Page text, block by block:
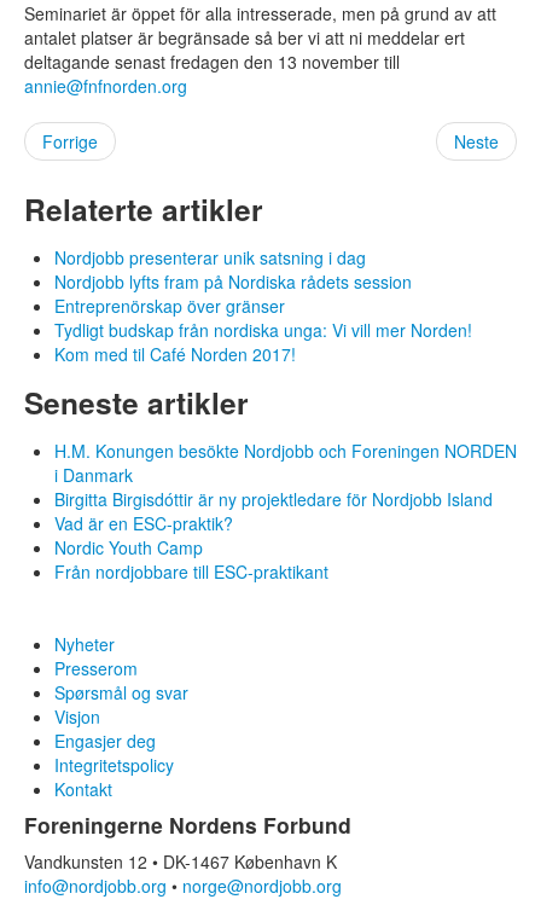
Seminariet är öppet för alla intresserade, men på grund av att
antalet platser är begränsade så ber vi att ni meddelar ert
deltagande senast fredagen den 13 november till
annie@fnfnorden.org
Forrige Neste
Relaterte artikler
Nordjobb presenterar unik satsning i dag
Nordjobb lyfts fram på Nordiska rådets session
Entreprenörskap över gränser
Tydligt budskap från nordiska unga: Vi vill mer Norden!
Kom med til Café Norden 2017!
Seneste artikler
H.M. Konungen besökte Nordjobb och Foreningen NORDEN
i Danmark
Birgitta Birgisdóttir är ny projektledare för Nordjobb Island
Vad är en ESC-praktik?
Nordic Youth Camp
Från nordjobbare till ESC-praktikant
Nyheter
Presserom
Spørsmål og svar
Visjon
Engasjer deg
Integritetspolicy
Kontakt
Foreningerne Nordens Forbund
Vandkunsten 12 • DK-1467 København K
info@nordjobb.org • norge@nordjobb.org